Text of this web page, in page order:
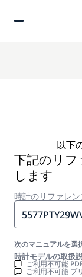
以下
下記のリフ
します
時計のリファレ
次のマニュアルを選
時計モデルの取扱
ご利用不可能
ご利用不可能 プ